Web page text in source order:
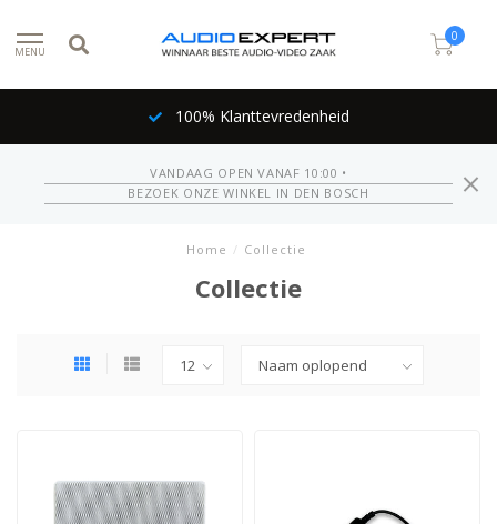
MENU
0
100% Klanttevredenheid
VANDAAG OPEN VANAF 10:00 •
BEZOEK ONZE WINKEL IN DEN BOSCH
Home / Collectie
Collectie